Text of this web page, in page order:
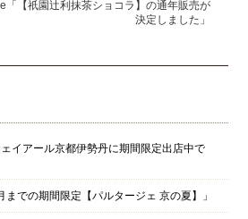
ェイアール京都伊勢丹に期間限定出店中で
までの期間限定【パルタージェ 京の夏】」
「【祇園辻利抹茶ショコラ】の通年販売が
決定しました」